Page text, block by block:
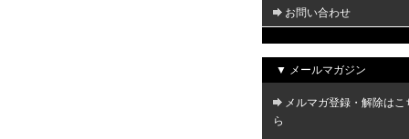
お問い合わせ
▼ メールマガジン
メルマガ登録・解除はこ
ら